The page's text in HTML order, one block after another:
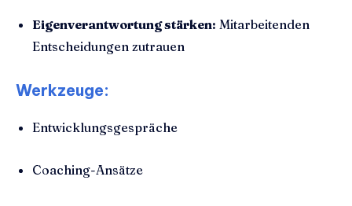
Eigenverantwortung stärken: Mitarbeitenden
Entscheidungen zutrauen
Werkzeuge:
Entwicklungsgespräche
Coaching-Ansätze